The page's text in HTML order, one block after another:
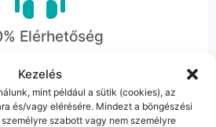
Kezelés
mint például a sütik (cookies), az
és/vagy elérésére. Mindezt a böngészési
szabott vagy nem személyre
Elérhetőség
meghatározó szereplői vagyunk.
vagyunk: ha kérdésed van, élő
és személyesen is megtalálsz
Szegeden.